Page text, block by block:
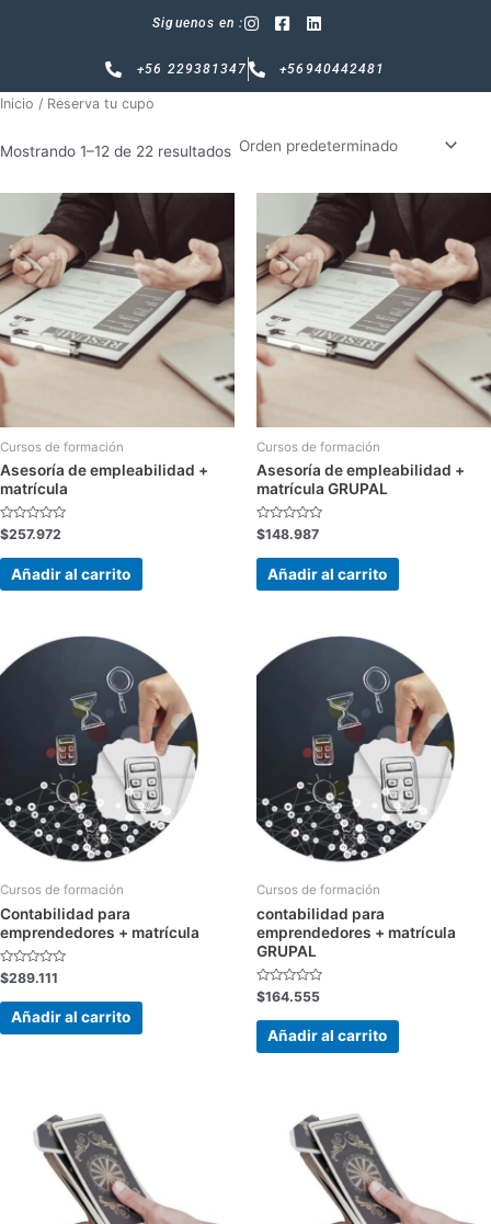
Siguenos en :
+56 229381347 +56940442481
Inicio / Reserva tu cupo
Mostrando 1–12 de 22 resultados
Cursos de formación
Asesoría de empleabilidad +
matrícula
Valorado
con
0
$257.972
Añadir al carrito
Cursos de formación
Asesoría de empleabilidad +
matrícula GRUPAL
Valorado
con
0
$148.987
Añadir al carrito
Cursos de formación
Contabilidad para
emprendedores + matrícula
Valorado
con
0
$289.111
Añadir al carrito
Cursos de formación
contabilidad para
emprendedores + matrícula
GRUPAL
Valorado
con
0
$164.555
Añadir al carrito